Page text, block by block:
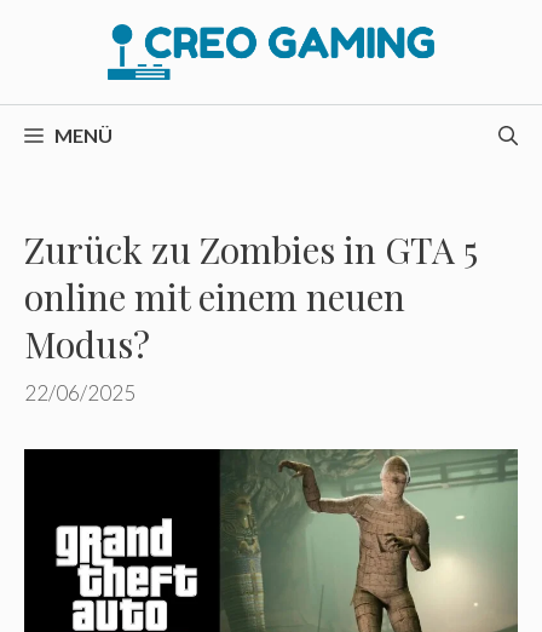
MENÜ
Zurück zu Zombies in GTA 5
online mit einem neuen
Modus?
22/06/2025